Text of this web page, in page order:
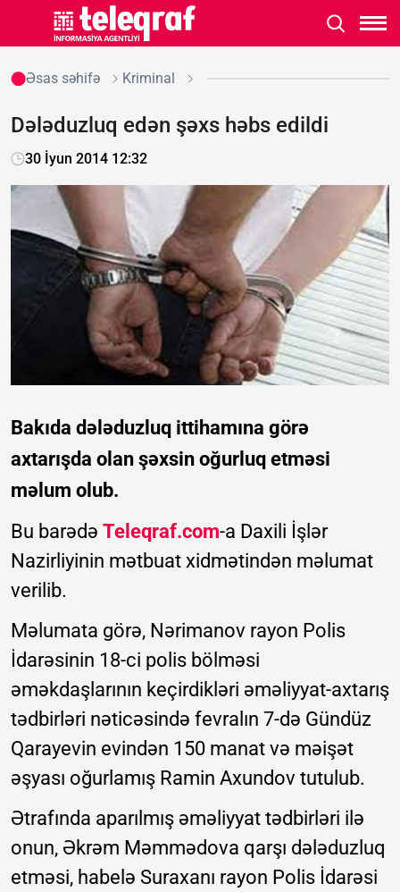
Əsas səhifə Kriminal
Dələduzluq edən şəxs həbs edildi
30 İyun 2014 12:32
Bakıda dələduzluq ittihamına görə
axtarışda olan şəxsin oğurluq etməsi
məlum olub.
Bu barədə Teleqraf.com-a Daxili İşlər
Nazirliyinin mətbuat xidmətindən məlumat
verilib.
Məlumata görə, Nərimanov rayon Polis
İdarəsinin 18-ci polis bölməsi
əməkdaşlarının keçirdikləri əməliyyat-axtarış
tədbirləri nəticəsində fevralın 7-də Gündüz
Qarayevin evindən 150 manat və məişət
əşyası oğurlamış Ramin Axundov tutulub.
Ətrafında aparılmış əməliyyat tədbirləri ilə
onun, Əkrəm Məmmədova qarşı dələduzluq
etməsi, habelə Suraxanı rayon Polis İdarəsi